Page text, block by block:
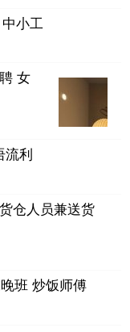
小工
女
利
仓人员兼送货
班 炒饭师傅